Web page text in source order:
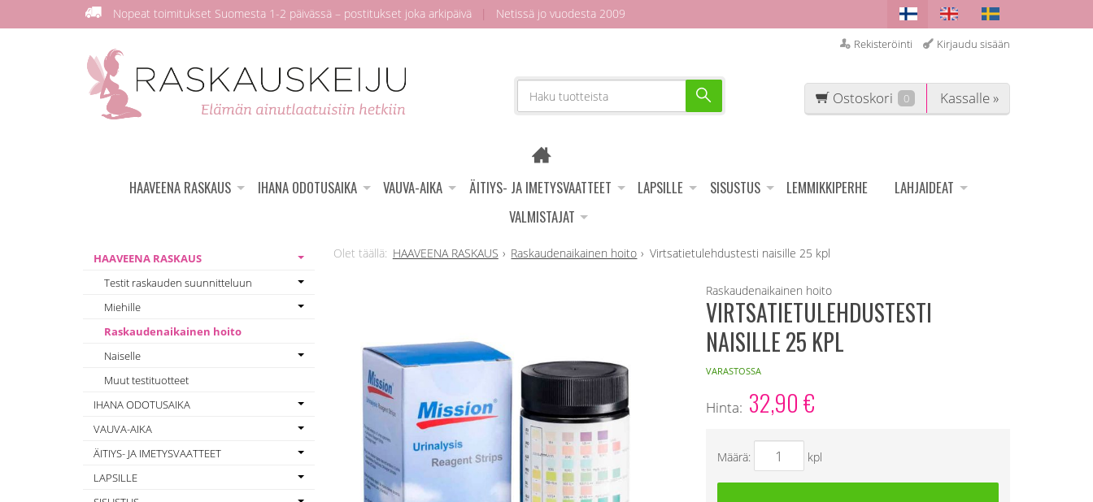
Nopeat toimitukset Suomesta 1-2 päivässä – postitukset joka arkipäivä | Netissä jo vuodesta 2009
Rekisteröinti Kirjaudu sisään
Ostoskori 0 Kassalle »
HAAVEENA RASKAUS IHANA ODOTUSAIKA VAUVA-AIKA ÄITIYS- JA IMETYSVAATTEET LAPSILLE SISUSTUS LEMMIKKIPERHE
LAHJAIDEAT
VALMISTAJAT
HAAVEENA RASKAUS Raskaudenaikainen hoito Virtsatietulehdustesti naisille 25 kpl
Raskaudenaikainen hoito
VIRTSATIETULEHDUSTESTI
NAISILLE 25 KPL
VARASTOSSA
Hinta: 32,90€
Määrä: kpl
HAAVEENA RASKAUS
Testit raskauden suunnitteluun
Miehille
Raskaudenaikainen hoito
Naiselle
Muut testituotteet
IHANA ODOTUSAIKA
VAUVA-AIKA
ÄITIYS- JA IMETYSVAATTEET
LAPSILLE